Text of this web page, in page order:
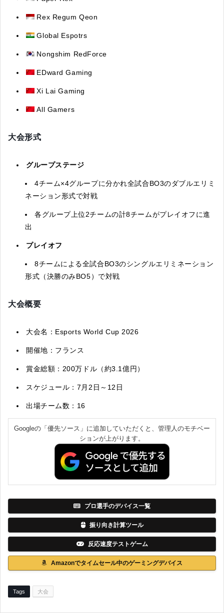
Rex Regum Qeon
Global Espotrs
Nongshim RedForce
EDward Gaming
Xi Lai Gaming
All Gamers
大会形式
グループステージ
4チーム×4グループに分かれ全試合BO3のダブルエリミ
ネーション形式で対戦
各グループ上位2チームの計8チームがプレイオフに進
出
プレイオフ
8チームによる全試合BO3のシングルエリミネーション
形式（決勝のみBO5）で対戦
大会概要
大会名：Esports World Cup 2026
開催地：フランス
賞金総額：200万ドル（約3.1億円）
スケジュール：7月2日～12日
出場チーム数：16
Googleの「優先ソース」に追加していただくと、管理人のモチベー
ションが上がります。
プロ選手のデバイス一覧
振り向き計算ツール
反応速度テストゲーム
Amazonでタイムセール中のゲーミングデバイス
Tags 大会